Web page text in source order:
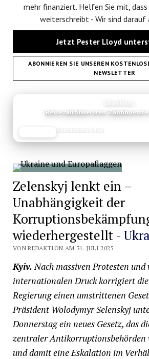
mehr finanziert. Helfen Sie mit,
weiterschreibt - Wir sind darauf
Jetzt Pester Lloyd
ABONNIEREN SIE UNSEREN
NEWSLETTER
Reisezahnbuersten
Zelenskyj lenkt ein –
Unabhängigkeit der
wiederhergestellt -
VON REDAKTION AM 31. JULI 2025
Kyiv.Nach massiven Protesten und
internationalen Druck korrigiert
Regierung einen umstrittenen
Präsident Wolodymyr Selenskyj
Donnerstag ein neues Gesetz, das
zentraler Antikorruptionsbehörden
und damit eine Eskalation im